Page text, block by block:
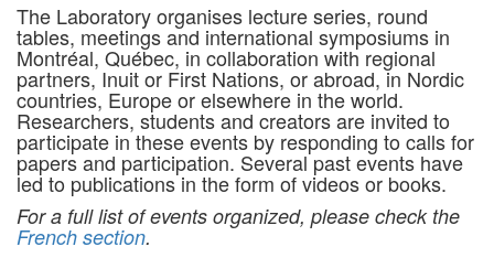
The Laboratory organises lecture series, round
tables, meetings and international symposiums in
Montréal, Québec, in collaboration with regional
partners, Inuit or First Nations, or abroad, in Nordic
countries, Europe or elsewhere in the world.
Researchers, students and creators are invited to
participate in these events by responding to calls for
papers and participation. Several past events have
led to publications in the form of videos or books.
For a full list of events organized, please check the
French section.